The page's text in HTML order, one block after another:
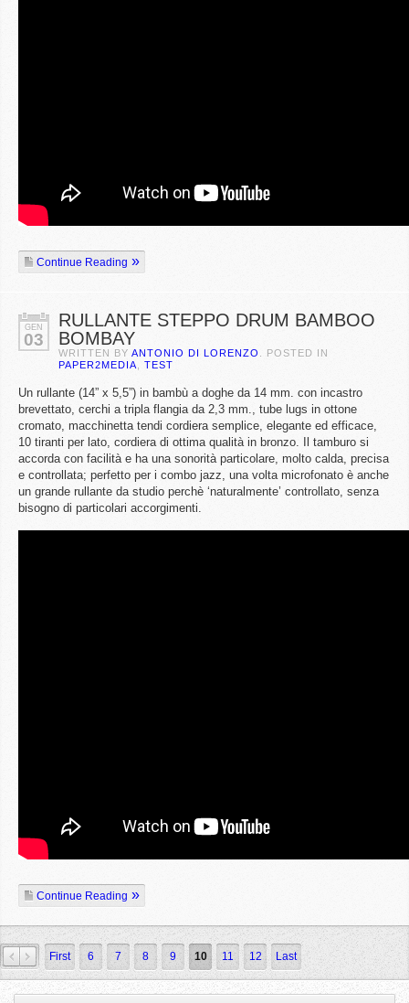
Continue Reading
GEN
03
RULLANTE STEPPO DRUM BAMBOO
BOMBAY
WRITTEN BY ANTONIO DI LORENZO
. POSTED IN
PAPER2MEDIA
TEST
Un rullante (14” x 5,5”) in bambù a doghe da 14 mm. con incastro
brevettato, cerchi a tripla flangia da 2,3 mm., tube lugs in ottone
cromato, macchinetta tendi cordiera semplice, elegante ed efficace,
10 tiranti per lato, cordiera di ottima qualità in bronzo. Il tamburo si
accorda con facilità e ha una sonorità particolare, molto calda, precisa
e controllata; perfetto per i combo jazz, una volta microfonato è anche
un grande rullante da studio perchè ‘naturalmente’ controllato, senza
bisogno di particolari accorgimenti.
Continue Reading
» First 6 7 8 9 10 11 12 Last